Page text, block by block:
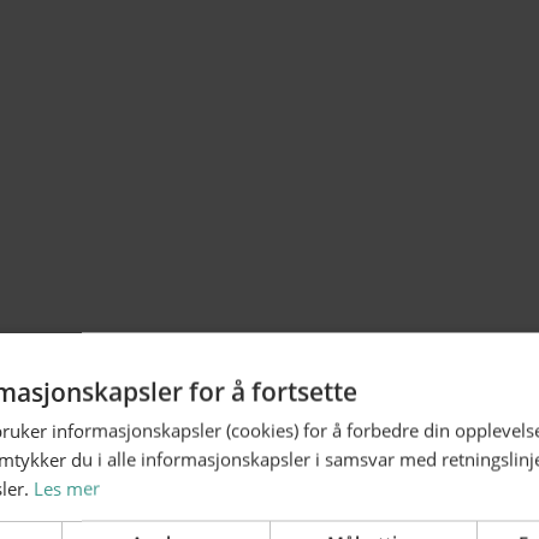
for å fortsette
informasjonskapsler (cookies) for å forbedre din
du i alle informasjonskapsler i samsvar med
Les mer